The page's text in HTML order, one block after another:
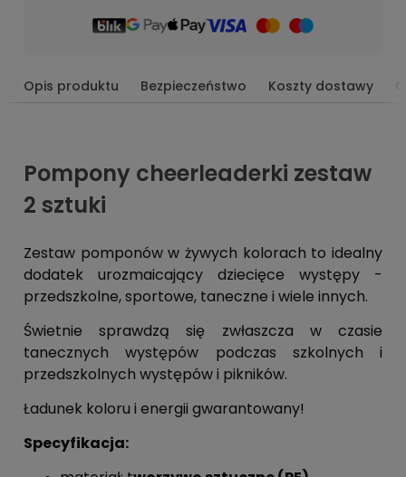
Opis produktu Bezpieczeństwo Koszty dostawy
Pompony cheerleaderki zestaw
2 sztuki
Zestaw pomponów w żywych kolorach to idealny
dodatek urozmaicający dziecięce występy -
przedszkolne, sportowe, taneczne i wiele innych.
Świetnie sprawdzą się zwłaszcza w czasie
tanecznych występów podczas szkolnych i
przedszkolnych występów i pikników.
Ładunek koloru i energii gwarantowany!
Specyfikacja: